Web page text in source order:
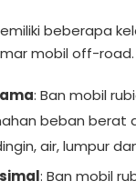
beberapa
mobil off-
: Ban mobil
beban berat
air, lumpur
: Ban mobil